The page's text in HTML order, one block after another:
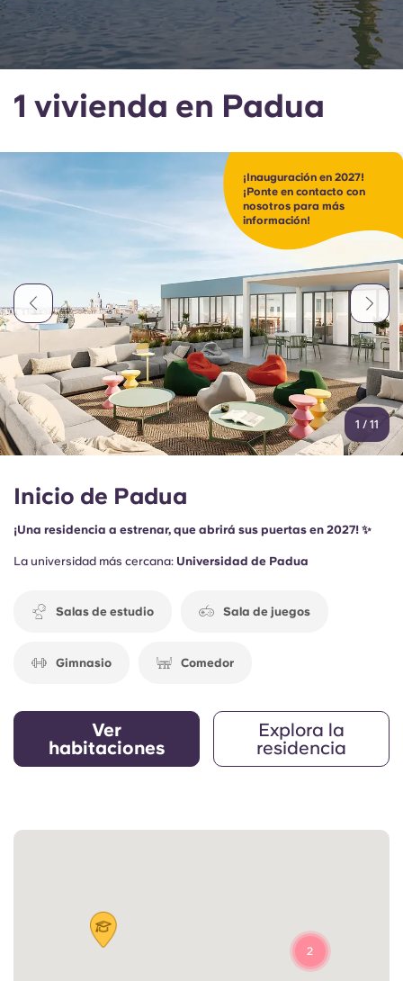
Deutsch
Portuguese
1 vivienda en Padua
¡Inauguración en 2027!
¡Ponte en contacto con
nosotros para más
información!
1 / 11
Inicio de Padua
¡Una residencia a estrenar, que abrirá sus puertas en 2027! ✨
La universidad más cercana: Universidad de Padua
Salas de estudio Sala de juegos
Gimnasio Comedor
Ver
habitaciones
Explora la
residencia
2